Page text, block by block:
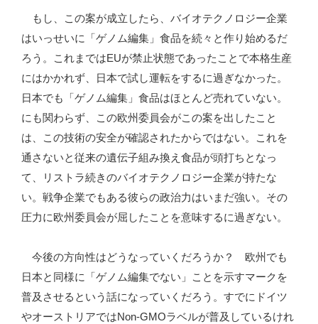
もし、この案が成立したら、バイオテクノロジー企業
はいっせいに「ゲノム編集」食品を続々と作り始めるだ
ろう。これまではEUが禁止状態であったことで本格生産
にはかかれず、日本で試し運転をするに過ぎなかった。
日本でも「ゲノム編集」食品はほとんど売れていない。
にも関わらず、この欧州委員会がこの案を出したこと
は、この技術の安全が確認されたからではない。これを
通さないと従来の遺伝子組み換え食品が頭打ちとなっ
て、リストラ続きのバイオテクノロジー企業が持たな
い。戦争企業でもある彼らの政治力はいまだ強い。その
圧力に欧州委員会が屈したことを意味するに過ぎない。
今後の方向性はどうなっていくだろうか？ 欧州でも
日本と同様に「ゲノム編集でない」ことを示すマークを
普及させるという話になっていくだろう。すでにドイツ
やオーストリアではNon-GMOラベルが普及しているけれ